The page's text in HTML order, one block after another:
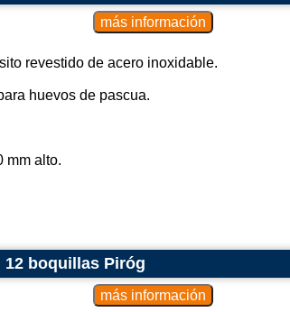
revestido de acero inoxidable.
huevos de pascua.
mm alto.
boquillas Piróg